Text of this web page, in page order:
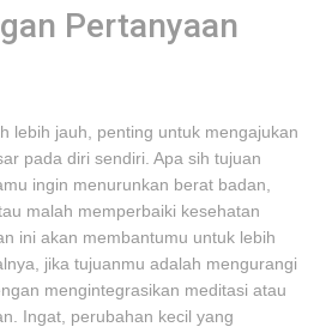
Pertanyaan
lebih jauh, penting untuk mengajukan
pada diri sendiri. Apa sih tujuan
ingin menurunkan berat badan,
malah memperbaiki kesehatan
ini akan membantumu untuk lebih
jika tujuanmu adalah mengurangi
mengintegrasikan meditasi atau
Ingat, perubahan kecil yang